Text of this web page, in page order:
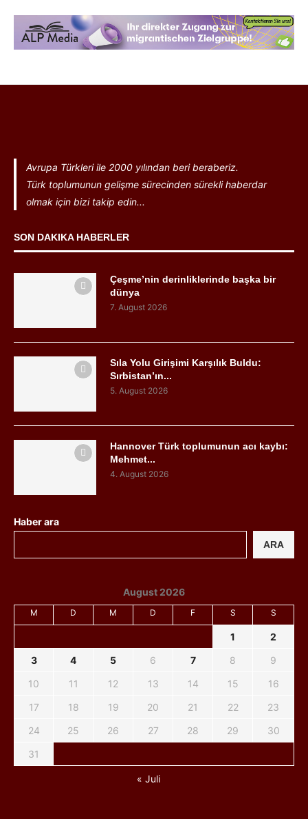
Avrupa Türkleri ile 2000 yılından beri beraberiz.
Türk toplumunun gelişme sürecinden sürekli haberdar
olmak için bizi takip edin...
SON DAKIKA HABERLER
Çeşme’nin derinliklerinde başka bir
dünya
7. August 2026
Sıla Yolu Girişimi Karşılık Buldu:
Sırbistan’ın...
5. August 2026
Hannover Türk toplumunun acı kaybı:
Mehmet...
4. August 2026
Haber ara
ARA
August 2026
M D M D F S S
1
2
3
4 5 6 7 8
9
10
11 12 13 14 15
16
17
18 19 20 21 22
23
24
25 26 27 28 29
30
31
« Juli